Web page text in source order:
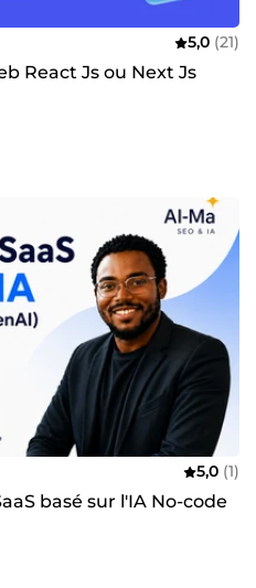
5,0 (21)
React Js ou Next Js
5,0 (1)
basé sur l'IA No-code